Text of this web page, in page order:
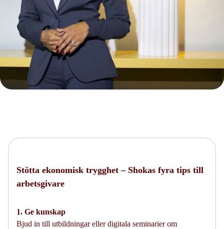
Stötta ekonomisk trygghet – Shokas fyra tips till
arbetsgivare
1. Ge kunskap
Bjud in till utbildningar eller digitala seminarier om